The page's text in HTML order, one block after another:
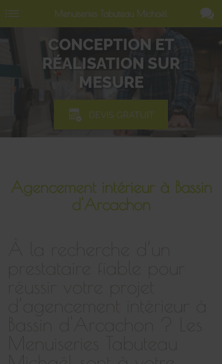
CONCEPTION ET
RÉALISATION SUR
MESURE
DEVIS GRATUIT
Agencement intérieur à Bassin
d'Arcachon
Menuiseries Tabuteau Michaël